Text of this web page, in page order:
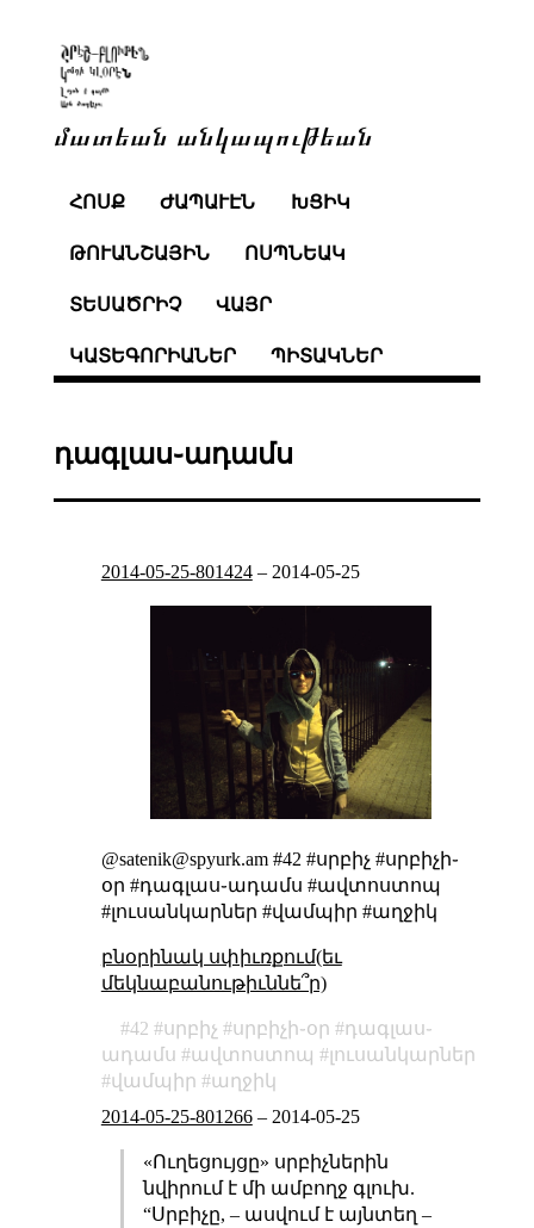
մատեան անկապութեան
ՀՈՍՔ ԺԱՊԱՒԷՆ ԽՑԻԿ
ԹՈՒԱՆՇԱՅԻՆ ՈՍՊՆԵԱԿ
ՏԵՍԱԾՐԻՉ ՎԱՅՐ
ԿԱՏԵԳՈՐԻԱՆԵՐ ՊԻՏԱԿՆԵՐ
դագլաս֊ադամս
2014-05-25-801424– 2014-05-25
@satenik@spyurk.am #42 #սրբիչ #սրբիչի֊
օր #դագլաս֊ադամս #ավտոստոպ
#լուսանկարներ #վամպիր #աղջիկ
բնօրինակ սփիւռքում(եւ
մեկնաբանութիւննե՞ր)
42 սրբիչ սրբիչի֊օր
դագլաս֊
ադամս
ավտոստոպ
լուսանկարներ
վամպիր
աղջիկ
2014-05-25-801266– 2014-05-25
«Ուղեցույցը» սրբիչներին
նվիրում է մի ամբողջ գլուխ.
“Սրբիչը, – ասվում է այնտեղ –